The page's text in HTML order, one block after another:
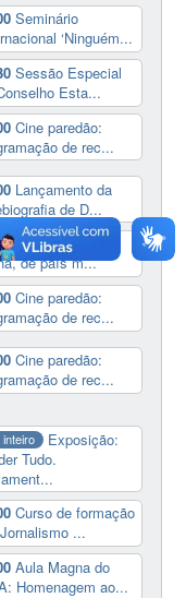
Seminário
‘Ninguém...
Sessão Especial
Esta...
Cine paredão:
de rec...
Lançamento da
de D...
Aula inaugural:
de país m...
Cine paredão:
de rec...
Cine paredão:
de rec...
inteiro
Exposição:
Tudo.
Curso de formação
...
Aula Magna do
Homenagem ao...